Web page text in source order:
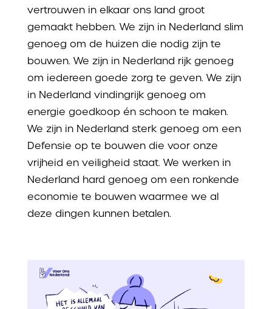
vertrouwen in elkaar ons land groot
gemaakt hebben. We zijn in Nederland slim
genoeg om de huizen die nodig zijn te
bouwen. We zijn in Nederland rijk genoeg
om iedereen goede zorg te geven. We zijn
in Nederland vindingrijk genoeg om
energie goedkoop én schoon te maken.
We zijn in Nederland sterk genoeg om een
Defensie op te bouwen die voor onze
vrijheid en veiligheid staat. We werken in
Nederland hard genoeg om een ronkende
economie te bouwen waarmee we al
deze dingen kunnen betalen.